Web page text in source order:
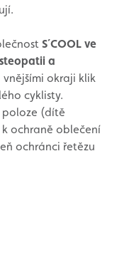
S´COOL ve
a
vnějšími okraji klik
cyklisty.
poloze (dítě
k ochraně oblečení
ochránci řetězu